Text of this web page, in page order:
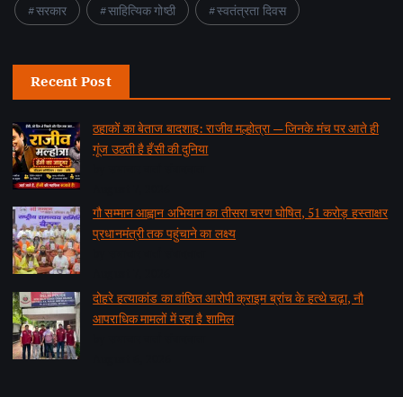
सरकार
साहित्यिक गोष्ठी स्वतंत्रता दिवस
Recent Post
ठहाकों का बेताज बादशाह: राजीव मल्होत्रा — जिनके मंच पर आते ही
गूंज उठती है हँसी की दुनिया
गौ सम्मान आह्वान अभियान का तीसरा चरण घोषित, 51 करोड़ हस्ताक्षर
प्रधानमंत्री तक पहुंचाने का लक्ष्य
दोहरे हत्याकांड का वांछित आरोपी क्राइम ब्रांच के हत्थे चढ़ा, नौ
आपराधिक मामलों में रहा है शामिल